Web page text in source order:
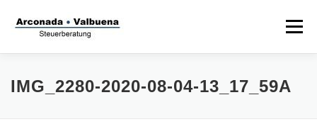
Inhalt
Menü
STARTSEITE STEUERANWALT
IMG_2280-2020-08-04-13_17_59A